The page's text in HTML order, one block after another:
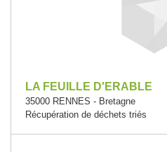
LA FEUILLE D'ERABLE
35000 RENNES - Bretagne
Récupération de déchets triés